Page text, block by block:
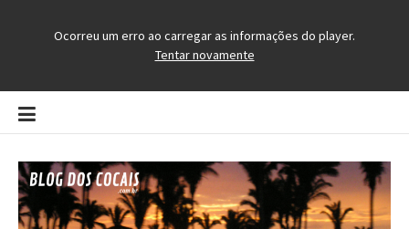
Pular
para
conteúdo